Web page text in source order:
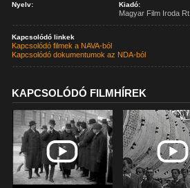
Nyelv: Kiadó:
Magyar Film Iroda Rt.
Kapcsolódó linkek
Kapcsolódó filmek a NAVA-ból
Kapcsolódó dokumentumok az NDA-ból
KAPCSOLÓDÓ FILMHÍREK